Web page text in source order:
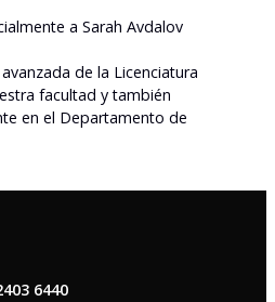
a Sarah Avdalov
de la Licenciatura
facultad y también
en el Departamento de
6440